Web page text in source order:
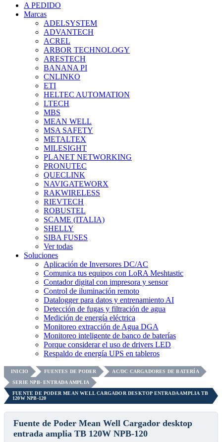
A PEDIDO
Marcas
ADELSYSTEM
ADVANTECH
ACREL
ARBOR TECHNOLOGY
ARESTECH
BANANA PI
CNLINKO
ETI
HELTEC AUTOMATION
LTECH
MBS
MEAN WELL
MSA SAFETY
METALTEX
MILESIGHT
PLANET NETWORKING
PRONUTEC
QUECLINK
NAVIGATEWORX
RAKWIRELESS
RIEVTECH
ROBUSTEL
SCAME (ITALIA)
SHELLY
SIBA FUSES
Ver todas
Soluciones
Aplicación de Inversores DC/AC
Comunica tus equipos con LoRA Meshtastic
Contador digital con impresora y sensor
Control de iluminación remoto
Datalogger para datos y entrenamiento AI
Detección de fugas y filtración de agua
Medición de energía eléctrica
Monitoreo extracción de Agua DGA
Monitoreo inteligente de banco de baterías
Porque considerar el uso de drivers LED
Respaldo de energía UPS en tableros
INICIO FUENTES DE PODER
AC/DC CARGADORES DE BATERÍA
SERIE NPB- ENTRADA AMPLIA
FUENTE DE PODER MEAN WELL CARGADOR DESKTOP ENTRADA AMPLIA TB
120W NPB-120
Fuente de Poder Mean Well Cargador desktop
entrada amplia TB 120W NPB-120